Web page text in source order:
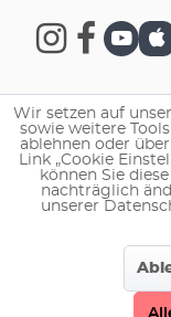
Copyright © 2026
Wir setzen auf
sowie weitere
ablehnen oder
Link „Cookie
können Sie
nachträglich
unserer